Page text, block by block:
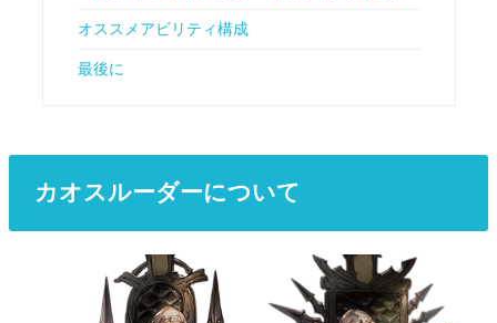
オススメアビリティ構成
最後に
カオスルーダーについて